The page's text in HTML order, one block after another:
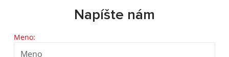
Napíšte nám
Meno: